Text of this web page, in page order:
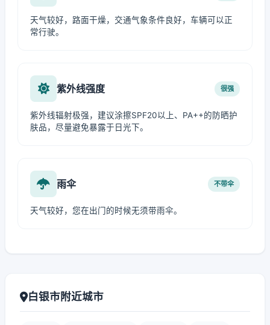
天气较好，路面干燥，交通气象条件良好，车辆可以正
常行驶。
紫外线强度 很强
紫外线辐射极强，建议涂擦SPF20以上、PA++的防晒护
肤品，尽量避免暴露于日光下。
雨伞 不带伞
天气较好，您在出门的时候无须带雨伞。
白银市附近城市